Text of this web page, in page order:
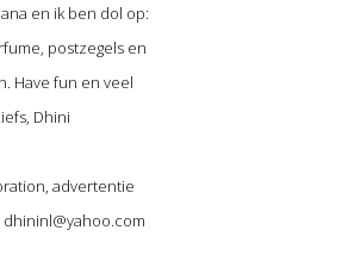
en ik ben dol op:
postzegels en
Have fun en veel
Dhini
advertentie
dhininl@yahoo.com